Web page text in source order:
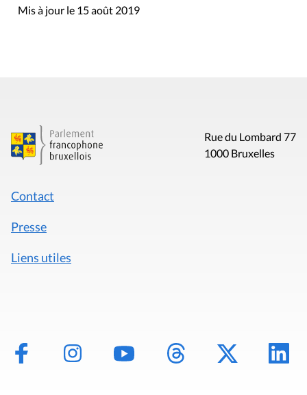
Mis à jour le 15 août 2019
Rue du Lombard 77
1000 Bruxelles
Contact
Presse
Liens utiles